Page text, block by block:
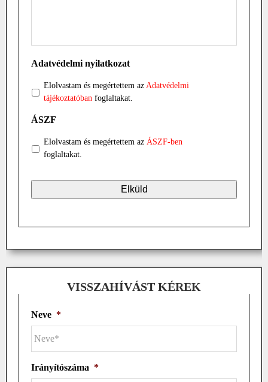
Adatvédelmi nyilatkozat
Elolvastam és megértettem az Adatvédelmi
tájékoztatóban foglaltakat.
ÁSZF
Elolvastam és megértettem az ÁSZF-ben
foglaltakat.
VISSZAHÍVÁST KÉREK
Neve *
Irányítószáma *